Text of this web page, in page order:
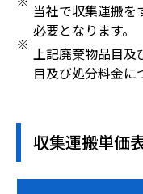
当社で収集運搬を
必要となります。
上記廃棄物品目及
目及び処分料金に
収集運搬単価